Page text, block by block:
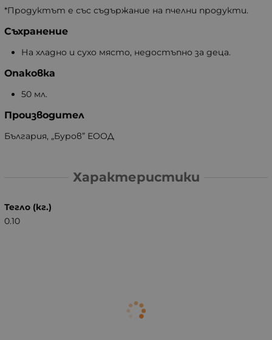
*Продуктът е със съдържание на пчелни продукти.
Съхранение
На хладно и сухо място, недостъпно за деца.
Опаковка
50 мл.
Производител
България, „Буров” ЕООД
Характеристики
Тегло (кг.)
0.10